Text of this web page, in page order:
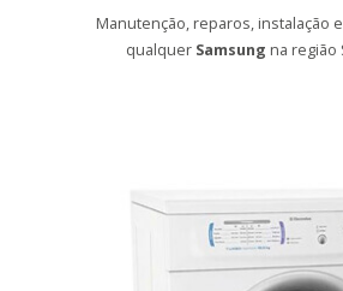
Manutenção, reparos, instalação
qualquer Samsung na região